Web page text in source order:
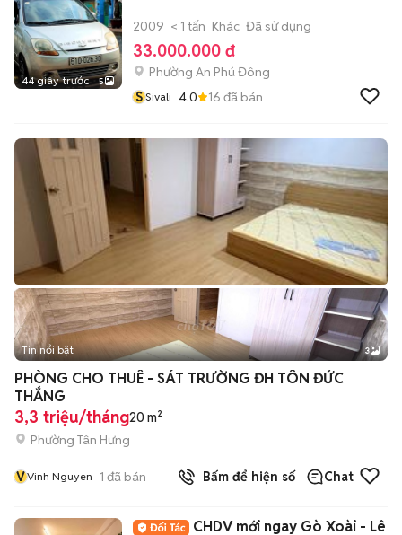
44 giây trước 5
2009 < 1 tấn Khác Đã sử dụng
33.000.000 đ
Phường An Phú Đông
S Sivali 4.0 16 đã bán
Tin nổi bật 3
PHÒNG CHO THUÊ - SÁT TRƯỜNG ĐH TÔN ĐỨC
THẮNG
3,3 triệu/tháng20 m²
Phường Tân Hưng
VVinh Nguyen 1 đã bán Bấm để hiện số Chat
CHDV mới ngay Gò Xoài - Lê